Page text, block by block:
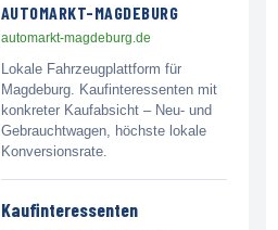
AUTOMARKT-MAGDEBURG
automarkt-magdeburg.de
Lokale Fahrzeugplattform für
Magdeburg. Kaufinteressenten mit
konkreter Kaufabsicht – Neu- und
Gebrauchtwagen, höchste lokale
Konversionsrate.
Kaufinteressenten